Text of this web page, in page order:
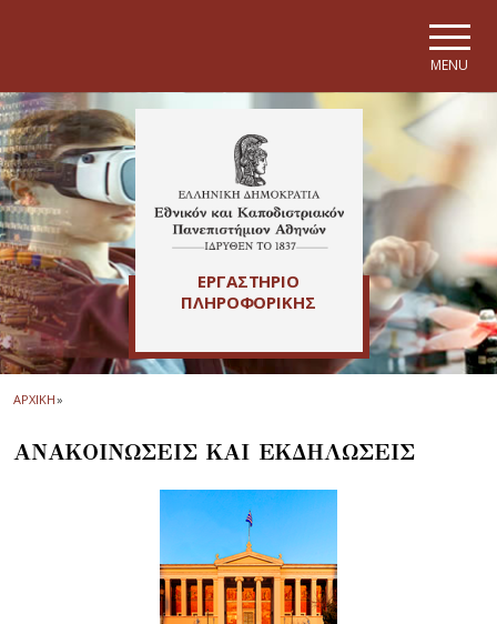
MENU
ΕΡΓΑΣΤΗΡΙΟ
ΠΛΗΡΟΦΟΡΙΚΗΣ
ΑΡΧΙΚΗ»
ΑΝΑΚΟΙΝΩΣΕΙΣ ΚΑΙ ΕΚΔΗΛΩΣΕΙΣ